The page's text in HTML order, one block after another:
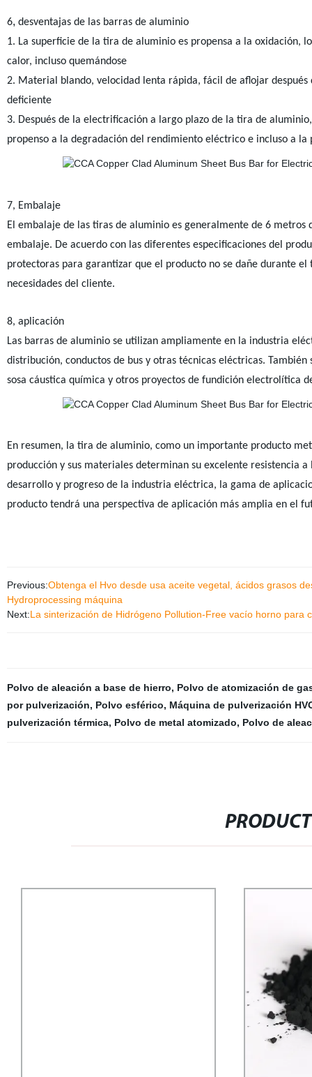
6, desventajas de las barras de aluminio
1. La superficie de la tira de aluminio es propensa a la oxidación,
calor, incluso quemándose
2. Material blando, velocidad lenta rápida, fácil de aflojar
deficiente
3. Después de la electrificación a largo plazo de la tira de
propenso a la degradación del rendimiento eléctrico e incluso a la
7, Embalaje
El embalaje de las tiras de aluminio es generalmente de 6
embalaje. De acuerdo con las diferentes especificaciones del
protectoras para garantizar que el producto no se dañe durante
necesidades del cliente.
8, aplicación
Las barras de aluminio se utilizan ampliamente en la industria
distribución, conductos de bus y otras técnicas eléctricas.
sosa cáustica química y otros proyectos de fundición electrolítica
En resumen, la tira de aluminio, como un importante producto
producción y sus materiales determinan su excelente resistencia
desarrollo y progreso de la industria eléctrica, la gama de
producto tendrá una perspectiva de aplicación más amplia en el
Previous:Obtenga el Hvo desde usa aceite vegetal, ácidos grasos
Hydroprocessing máquina
Next:La sinterización de Hidrógeno Pollution-Free vacío horno para
Polvo de aleación a base de hierro, Polvo de atomización de
por pulverización, Polvo esférico, Máquina de pulverización
pulverización térmica, Polvo de metal atomizado, Polvo de